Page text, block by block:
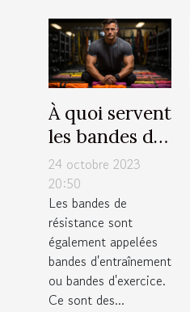
À quoi servent
les bandes de
résistance ?
24 octobre 2023
20:50
Les bandes de
résistance sont
également appelées
bandes d'entraînement
ou bandes d'exercice.
Ce sont des...